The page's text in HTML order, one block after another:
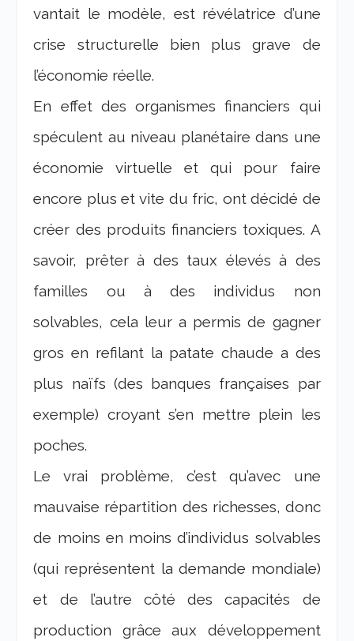
vantait le modèle, est révélatrice d’une
crise structurelle bien plus grave de
l’économie réelle.
En effet des organismes financiers qui
spéculent au niveau planétaire dans une
économie virtuelle et qui pour faire
encore plus et vite du fric, ont décidé de
créer des produits financiers toxiques. A
savoir, prêter à des taux élevés à des
familles ou à des individus non
solvables, cela leur a permis de gagner
gros en refilant la patate chaude a des
plus naïfs (des banques françaises par
exemple) croyant s’en mettre plein les
poches.
Le vrai problème, c’est qu’avec une
mauvaise répartition des richesses, donc
de moins en moins d’individus solvables
(qui représentent la demande mondiale)
et de l’autre côté des capacités de
production grâce aux développement